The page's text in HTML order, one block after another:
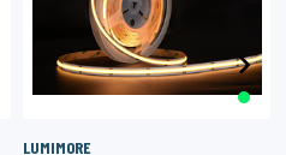
LUMIMORE